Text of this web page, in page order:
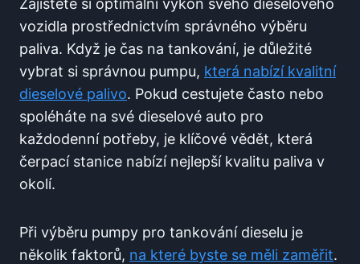
Zajistěte ​si optimální výkon svého ‍dieselového​
vozidla prostřednictvím správného výběru⁢
paliva.‌ Když je čas na​ tankování, ⁤je důležité
vybrat si správnou pumpu, která nabízí‍ kvalitní
dieselové palivo.⁢ Pokud cestujete​ často nebo
spoléháte ⁤na své dieselové‍ auto pro
každodenní potřeby,⁢ je ‍klíčové vědět, která
čerpací⁣ stanice ‍nabízí nejlepší kvalitu ⁢paliva v
okolí.
Při výběru pumpy pro⁤ tankování dieselu ​je ​
několik faktorů, na které byste ‌se měli zaměřit.